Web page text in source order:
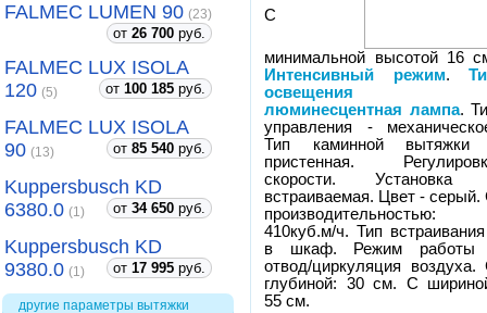
FALMEC LUMEN 90 (23)
от 26 700 руб.
FALMEC LUX ISOLA
120 (5) от 100 185 руб.
FALMEC LUX ISOLA
90 (13) от 85 540 руб.
Kuppersbusch KD
6380.0 (1) от 34 650 руб.
Kuppersbusch KD
9380.0 (1) от 17 995 руб.
другие параметры вытяжки
С
минимальной высотой 16
Интенсивный режим.
освещения
люминесцентная лампа.
управления -
Тип каминной
пристенная.
скорости. Установка
встраиваемая. Цвет - серый.
производительностью:
410куб.м/ч. Тип
в шкаф. Режим работы
отвод/циркуляция воздуха.
глубиной: 30 см. С
55 см.